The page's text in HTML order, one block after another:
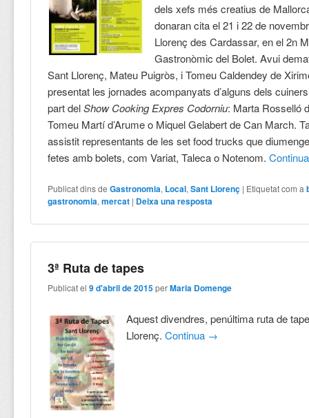
dels xefs més creatius de
donaran cita el 21 i 22 de
Llorenç des Cardassar, en el 2n
Gastronòmic del Bolet. Avui
Sant Llorenç, Mateu Puigròs, i Tomeu Caldendey de
presentat les jornades acompanyats d’alguns dels
part delShow Cooking Expres Codorniu: Marta Rosselló
Tomeu Martí d’Arume o Miquel Gelabert de Can March.
assistit representants de les set food trucks que
fetes amb bolets, com Variat, Taleca o Notenom.
Publicat dins de Gastronomia, Local,Sant Llorenç | Etiquetat com a
gastronomia,mercat | Deixa una resposta
3ª Ruta de tapes
Publicat el9 d'abril de 2015 perMaria Domenge
Aquest divendres, penúltima ruta de
Llorenç.Continua →